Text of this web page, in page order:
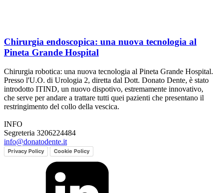
Chirurgia endoscopica: una nuova tecnologia al
Pineta Grande Hospital
Chirurgia robotica: una nuova tecnologia al Pineta Grande Hospital.
Presso l'U.O. di Urologia 2, diretta dal Dott. Donato Dente, è stato
introdotto ITIND, un nuovo dispotivo, estremamente innovativo,
che serve per andare a trattare tutti quei pazienti che presentano il
restringimento del collo della vescica.
INFO
Segreteria 3206224484
info@donatodente.it
Privacy Policy Cookie Policy